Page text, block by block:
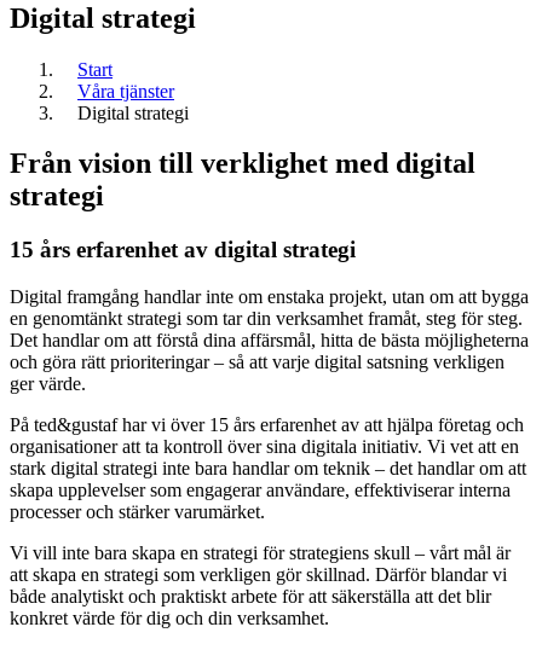
Digital strategi
Start
Våra tjänster
Digital strategi
Från vision till verklighet med digital
strategi
15 års erfarenhet av digital strategi
Digital framgång handlar inte om enstaka projekt, utan om att bygga
en genomtänkt strategi som tar din verksamhet framåt, steg för steg.
Det handlar om att förstå dina affärsmål, hitta de bästa möjligheterna
och göra rätt prioriteringar – så att varje digital satsning verkligen
ger värde.
På ted&gustaf har vi över 15 års erfarenhet av att hjälpa företag och
organisationer att ta kontroll över sina digitala initiativ. Vi vet att en
stark digital strategi inte bara handlar om teknik – det handlar om att
skapa upplevelser som engagerar användare, effektiviserar interna
processer och stärker varumärket.
Vi vill inte bara skapa en strategi för strategiens skull – vårt mål är
att skapa en strategi som verkligen gör skillnad. Därför blandar vi
både analytiskt och praktiskt arbete för att säkerställa att det blir
konkret värde för dig och din verksamhet.